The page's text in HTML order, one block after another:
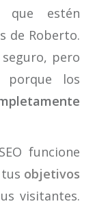
que estén
de Roberto.
pero
porque los
funcione
objetivos
visitantes.